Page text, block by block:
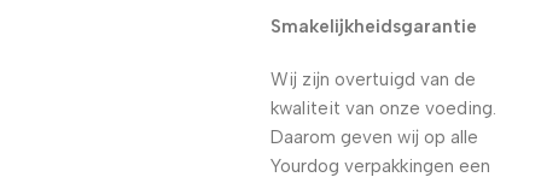
Smakelijkheidsgarantie
Wij zijn overtuigd van de
kwaliteit van onze voeding.
Daarom geven wij op alle
Yourdog verpakkingen een